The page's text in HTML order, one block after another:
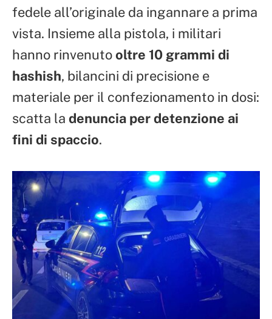
fedele all’originale da ingannare a prima
vista. Insieme alla pistola, i militari
hanno rinvenutooltre 10 grammi di
hashish, bilancini di precisione e
materiale per il confezionamento in dosi:
scatta la denuncia per detenzione ai
fini di spaccio.